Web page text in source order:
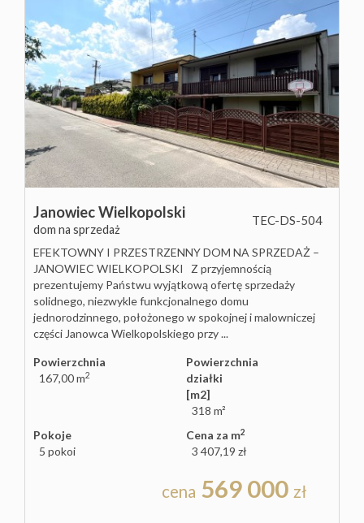
Janowiec Wielkopolski
dom na sprzedaż
TEC-DS-504
EFEKTOWNY I PRZESTRZENNY DOM NA SPRZEDAŻ –
JANOWIEC WIELKOPOLSKI Z przyjemnością
prezentujemy Państwu wyjątkową ofertę sprzedaży
solidnego, niezwykle funkcjonalnego domu
jednorodzinnego, położonego w spokojnej i malowniczej
części Janowca Wielkopolskiego przy ...
Powierzchnia
167,00 m2
Powierzchnia
działki
[m2]
318 m²
Pokoje
5 pokoi
Cena za m2
3 407,19 zł
cena 569 000 zł